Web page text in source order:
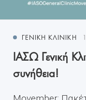
ΓΕΝΙΚΉ ΚΛΙΝΙΚΉ
ΙΑΣΩ Γενική
συνήθεια!